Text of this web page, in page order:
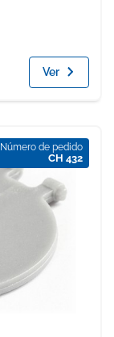
Ver
Número de pedido
CH 432